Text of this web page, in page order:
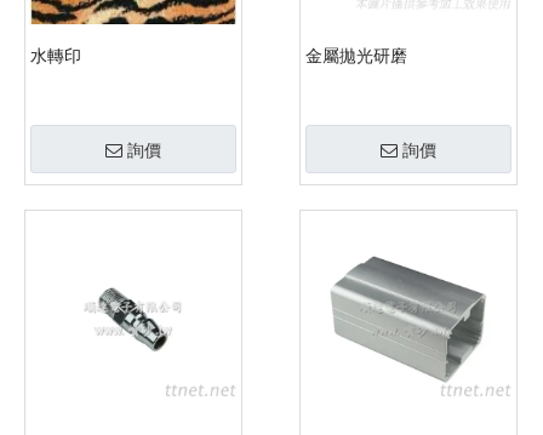
水轉印
詢價
金屬拋光研磨
詢價